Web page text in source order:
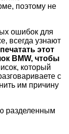
поэтому не
ошибок для
всегда узнают
этот
BMW, чтобы
который
с
им причину
разделенным